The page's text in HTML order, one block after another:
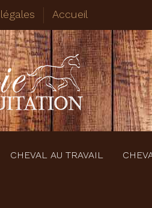
Accueil
CHEVAL AU TRAVAIL